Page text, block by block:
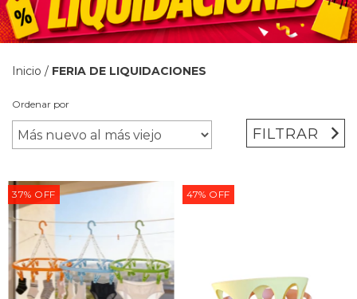
Inicio / FERIA DE LIQUIDACIONES
Ordenar por
FILTRAR
37% OFF 47% OFF